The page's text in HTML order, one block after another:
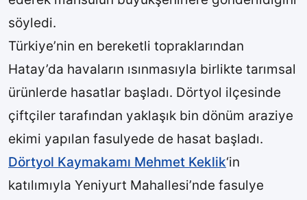
söyledi.
Türkiye’nin en bereketli topraklarından
Hatay’da havaların ısınmasıyla birlikte tarımsal
ürünlerde hasatlar başladı. Dörtyol ilçesinde
çiftçiler tarafından yaklaşık bin dönüm araziye
ekimi yapılan fasulyede de hasat başladı.
Dörtyol Kaymakamı Mehmet Keklik‘in
katılımıyla Yeniyurt Mahallesi’nde fasulye